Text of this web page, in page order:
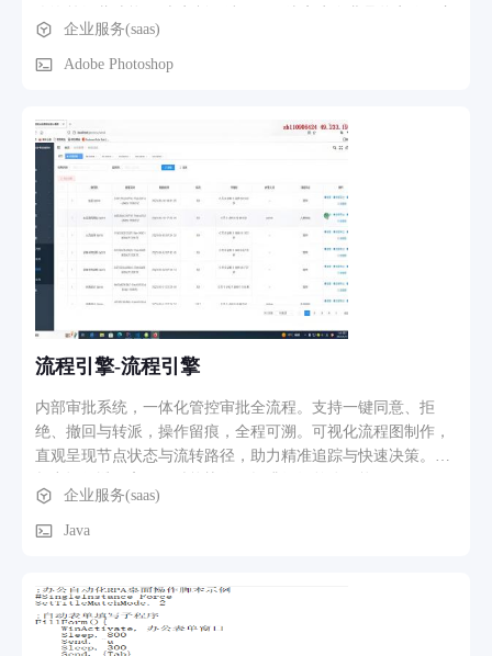
营业务、宣传需求进行一对一专属开发，目标打造独一无二的
企业官方网站，完整展示企业品牌、产品案例、企业资讯、联
设备浏览。 2、软件功能、核心功能模块介绍 首页品牌展示模
块：定制专属轮播大图、企业简介板块、核心业务分区、合作
客户展示、底部联系栏，根据客户品牌视觉定制配色、排版，
无模板复用； 产品 / 案例管理模块：后台可自主新增、编辑、
删除产品图片、参数、详情文案，支持产品分类检索、图文详
情展示、案例图集放大预览； 资讯新闻模块：企业动态、行业
资讯发布管理，支持图文排版、文章分类，前端实现分页浏
览、文章详情查看； 访客线索互动模块：在线留言表单、预约
咨询表单，访客提交信息后后台实时接收，支持后台导出客户
线索数据； 联系我们模块：展示企业地址、联系电话、微信二
维码、百度地图定位，一键拨号、导航跳转； 网站后台管理模
块：独立管理账号，权限分级，可视化修改网站文字、图片、
轮播内容，无需代码基础即可自主更新全站内容； 移动端自适
应模块：网站页面自动适配手机、平板屏幕尺寸，移动端优化
按钮尺寸、图片排版，保证手机端浏览流畅美观。 3、业务流
程、功能路径描述 网站后台更新流程：管理员登录独立后台→
对应模块修改图文内容（产品 / 新闻 / 轮播图）→保存发布，
产品、新闻栏目浏览详细内容； 客户线索收集流程：访客浏览
产品后点击咨询 / 预约按钮→填写姓名、电话、需求内容并提
交表单→后台管理端即时收到访客提交的线索信息，管理员可
企业服务(saas)
Adobe Photoshop
流程引擎-流程引擎
内部审批系统，一体化管控审批全流程。支持一键同意、拒
绝、撤回与转派，操作留痕，全程可溯。可视化流程图制作，
直观呈现节点状态与流转路径，助力精准追踪与快速决策。让
企业服务(saas)
Java